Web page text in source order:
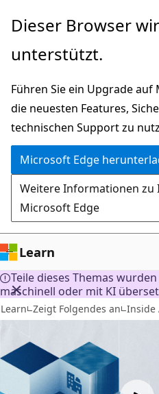
Zu
wechseln
Dieser Browser
unterstützt.
Führen Sie ein Upgrade
die neuesten Features,
technischen Support zu
Microsoft Edge
Weitere Informationen zu
Microsoft Edge
Learn
Teile dieses Themas
maschinell oder mit KI
Learn Zeigt Folgendes an Inside